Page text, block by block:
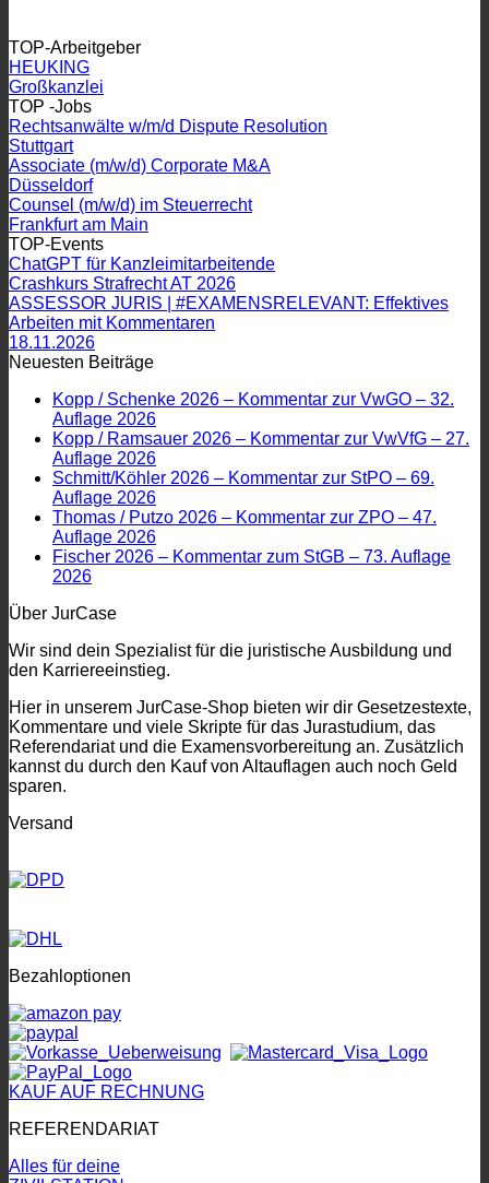
TOP-Arbeitgeber
HEUKING
Großkanzlei
TOP -Jobs
Rechtsanwälte w/m/d Dispute Resolution
Stuttgart
Associate (m/w/d) Corporate M&A
Düsseldorf
Counsel (m/w/d) im Steuerrecht
Frankfurt am Main
TOP-Events
ChatGPT für Kanzleimitarbeitende
Crashkurs Strafrecht AT 2026
ASSESSOR JURIS | #EXAMENSRELEVANT: Effektives
Arbeiten mit Kommentaren
18.11.2026
Neuesten Beiträge
Kopp / Schenke 2026 – Kommentar zur VwGO – 32.
Auflage 2026
Kopp / Ramsauer 2026 – Kommentar zur VwVfG – 27.
Auflage 2026
Schmitt/Köhler 2026 – Kommentar zur StPO – 69.
Auflage 2026
Thomas / Putzo 2026 – Kommentar zur ZPO – 47.
Auflage 2026
Fischer 2026 – Kommentar zum StGB – 73. Auflage
2026
Über JurCase
Wir sind dein Spezialist für die juristische Ausbildung und
den Karriereeinstieg.
Hier in unserem JurCase-Shop bieten wir dir Gesetzestexte,
Kommentare und viele Skripte für das Jurastudium, das
Referendariat und die Examensvorbereitung an. Zusätzlich
kannst du durch den Kauf von Altauflagen auch noch Geld
sparen.
Versand
Bezahloptionen
KAUF AUF RECHNUNG
REFERENDARIAT
Alles für deine